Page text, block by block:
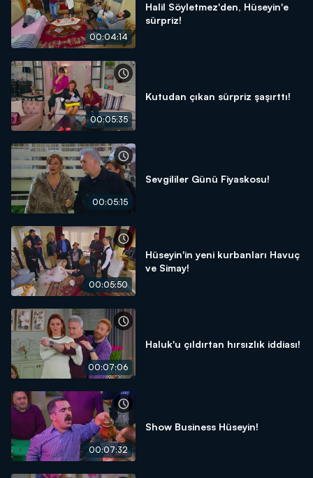
00:04:14
Halil Söyletmez'den, Hüseyin'e
sürpriz!
00:05:35
Kutudan çıkan sürpriz şaşırttı!
00:05:15
Sevgililer Günü Fiyaskosu!
00:05:50
Hüseyin'in yeni kurbanları Havuç
ve Simay!
00:07:06
Haluk'u çıldırtan hırsızlık iddiası!
00:07:32
Show Business Hüseyin!